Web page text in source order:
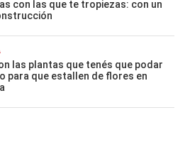
con las que te tropiezas: con un
las plantas que tenés que podar
para que estallen de flores en